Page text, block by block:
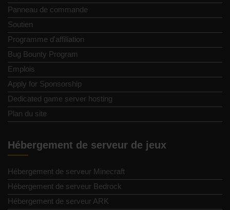
Panneau de commande
Soutien
Programme d'affiliation
Bug Bounty Program
Emplois
Apply for Sponsorship
Dedicated game server hosting
Plan du site
Hébergement de serveur de jeux
Hébergement de serveur Minecraft
Hébergement de serveur Bedrock
Hébergement de serveur ARK